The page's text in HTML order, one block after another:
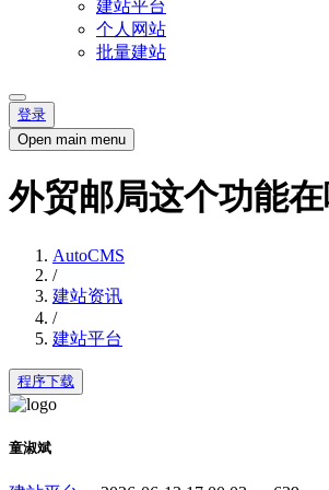
建站平台
个人网站
批量建站
登录
Open main menu
外贸邮局这个功能
AutoCMS
/
建站资讯
/
建站平台
程序下载
童淑斌